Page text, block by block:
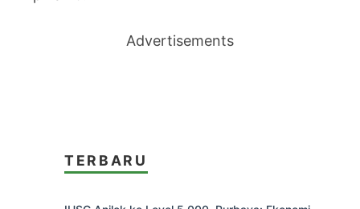
Advertisements
TERBARU